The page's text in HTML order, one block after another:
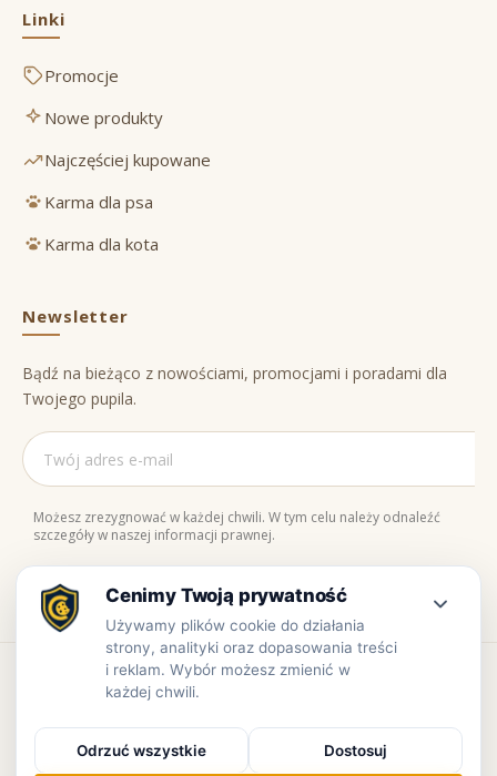
Linki
Promocje
Nowe produkty
Najczęściej kupowane
Karma dla psa
Karma dla kota
Newsletter
Bądź na bieżąco z nowościami, promocjami i poradami dla
Twojego pupila.
Możesz zrezygnować w każdej chwili. W tym celu należy odnaleźć
szczegóły w naszej informacji prawnej.
Naturalne składniki
100% jakości
Bezpieczne zakupy
Zaufaj nam
Copyright © www.prowiant.pl · powered by apify.pl
Bezpieczne płatności